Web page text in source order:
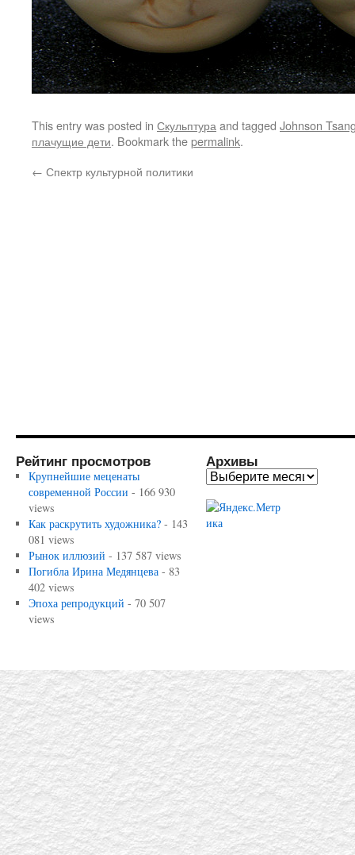
This entry was posted in Скульптура and tagged Johnson
плачущие дети. Bookmark thepermalink.
← Спектр культурной политики
Рейтинг просмотров
Крупнейшие меценаты
современной России - 166 930
views
Как раскрутить художника?- 143
081 views
Рынок иллюзий - 137 587 views
Погибла Ирина Медянцева- 83
402 views
Эпоха репродукций - 70 507
views
Архивы